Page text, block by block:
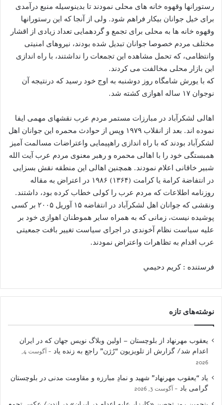
رستورانها وقهوه خانه های محلی نمودند تا بدینوسیله منبع درآمدی
برای خیل جوانان بیکار فراهم شود. ولی از آنجا که این رستورانها
وقهوه خانه ها به محلی برای تجمع و گردهمایی تعداد زیادی از اقشار
مختلف مردم خصوصا جوانان تبدیل شده بودند، نیروهای امنیتی
وانتظامی، که تحمل مشاهده این تجمعات را نداشتند، با راه اندازی
این بازار محلی مخالفت می کردند.
که با یورش شامگاه روز دوشنبه به اوج خود رسید که درنتیجه آن
نوجوان ۱۷ ساله اهوازی كشته شد.
اهالی لشکرآباد در مبارزات مستمر مردم عرب نقشهای مهمی ایفا
نموده اند. بعد از انقلاب ۱۹۷۹ وپس از حوادث محمره این جوانان اهل
لشکرآباد بودند که با راه اندازی راهپیمایی واعتراضات مسالمت آمیز
همبستگی خود را با اهالی محمره و رهبر معنوی مردم عرب آیت الله
شبیر خاقانی اعلام نمودند. همچنین اهالی این منطقه نقش بسزایی
در انتفاضة كرامة يا كرامت (۱۳۶۴) ۱۹۸۶ در اعتراض به مقاله
روزنامه اطلاعات که مردم عرب را کولی خطاب کرده بود، داشتند.
ونقشی که جوانان اهل لشکرآباد در انتفاضه ۱۵ آوریل ۲۰۰۵ بر کسی
پوشیده نیست، زمانی که به همراه سایر هموطنان اهوازی خود بر
علیه سیاست نظام آخوندی در اجرای سیاست تغییر بافت جمعیتی
عرب اقدام به تظاهرات واعتراض نمودند.
فرستنده : كريم دحيمي
نوشته‌های تازه
یعقوب مهرنهاد از بلوچستان – اولین وبلاگ نویس جهان که در ایران
اعدام شد/ گزارش از تلویزیون “رُژن” راجع به زنده یاد
آگوست 4,
2026
یاد “یعقوب مهرنهاد” شهید و نمادِ مبارزه و مقاومت مدنی در بلوچستان
گرامی باد
آگوست 3, 2026